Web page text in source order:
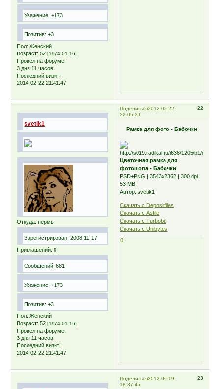
Уважение: +173
Позитив: +3
Пол: Женский
Возраст: 52[1974-01-16]
Провел на форуме:
3 дня 11 часов
Последний визит:
2014-02-22 21:41:47
Поделиться 22
2012-05-22
22:05:30
svetik1
Откуда: пермь
Зарегистрирован: 2008-11-17
Приглашений: 0
Сообщений: 681
Уважение: +173
Позитив: +3
Пол: Женский
Возраст: 52[1974-01-16]
Провел на форуме:
3 дня 11 часов
Последний визит:
2014-02-22 21:41:47
Рамка для фото - Бабочки
Цветочная рамка для
фотошопа - Бабочки
PSD+PNG | 3543х2362 | 300 dpi |
53 MB
Автор: svetik1
Скачать с Depositfiles
Скачать с Asfile
Скачать с Turbobit
Скачать с Unibytes
0
Поделиться 23
2012-06-19
18:37:45